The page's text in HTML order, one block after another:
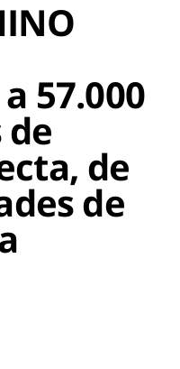
57.000
de
de